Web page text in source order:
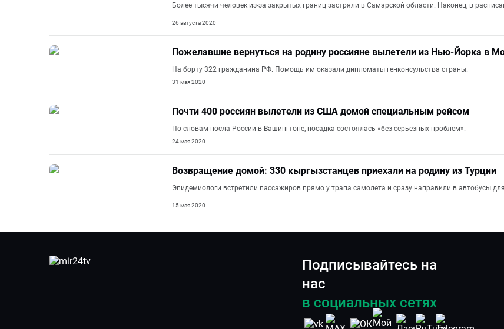
Более тысячи человек из-за закрытых границ застряли в Самарской области. Наконец, в
26 августа 2020
Пожелавшие вернуться на родину россияне вылетели из Нью-Йорка в
На борту 322 гражданина РФ. Помощь им оказали дипломаты генконсульства страны.
31 мая 2020
Почти 400 россиян вылетели из США домой специальным рейсом
По словам посла России в Вашингтоне, посадка состоялась «без серьезных проблем».
24 мая 2020
Возвращение домой: 330 кыргызстанцев приехали на родину из Турции
Эпидемиологи встретили пассажиров прямо у трапа самолета и сразу направили в автобусы
15 мая 2020
Подписывайтесь на
нас
в социальных сетях